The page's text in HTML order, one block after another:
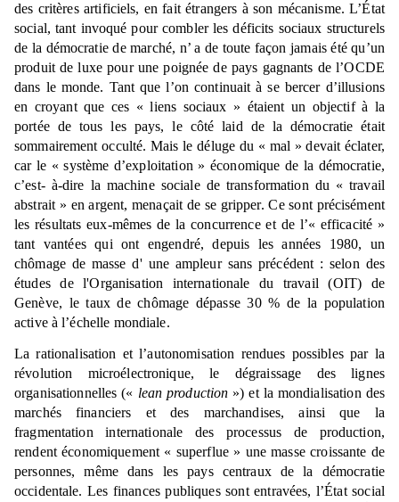
des critères artificiels, en fait étrangers à son mécanisme. L’État
social, tant invoqué pour combler les déficits sociaux structurels
de la démocratie de marché, n’ a de toute façon jamais été qu’un
produit de luxe pour une poignée de pays gagnants de l’OCDE
dans le monde. Tant que l’on continuait à se bercer d’illusions
en croyant que ces « liens sociaux » étaient un objectif à la
portée de tous les pays, le côté laid de la démocratie était
sommairement occulté. Mais le déluge du « mal » devait éclater,
car le « système d’exploitation » économique de la démocratie,
c’est- à-dire la machine sociale de transformation du « travail
abstrait » en argent, menaçait de se gripper. Ce sont précisément
les résultats eux-mêmes de la concurrence et de l’« efficacité »
tant vantées qui ont engendré, depuis les années 1980, un
chômage de masse d' une ampleur sans précédent : selon des
études de l'Organisation internationale du travail (OIT) de
Genève, le taux de chômage dépasse 30 % de la population
active à l’échelle mondiale.
La rationalisation et l’autonomisation rendues possibles par la
révolution microélectronique, le dégraissage des lignes
organisationnelles (« lean production ») et la mondialisation des
marchés financiers et des marchandises, ainsi que la
fragmentation internationale des processus de production,
rendent économiquement « superflue » une masse croissante de
personnes, même dans les pays centraux de la démocratie
occidentale. Les finances publiques sont entravées, l’État social